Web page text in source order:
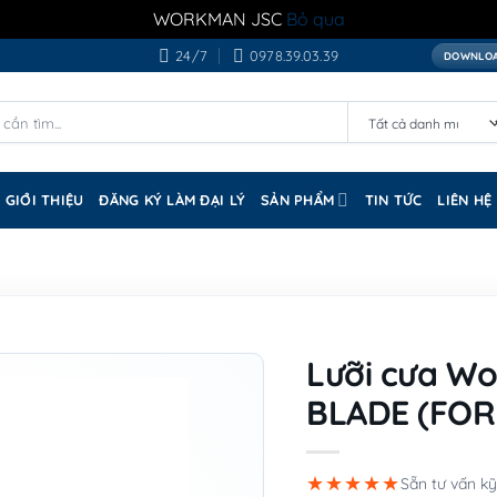
WORKMAN JSC Bỏ qua
24/7 0978.39.03.39
GIỚI THIỆU ĐĂNG KÝ LÀM ĐẠI LÝ SẢN PHẨM TIN TỨC LIÊN HỆ
Lưỡi cưa
BLADE
★★★★★Sẵn tư vấn